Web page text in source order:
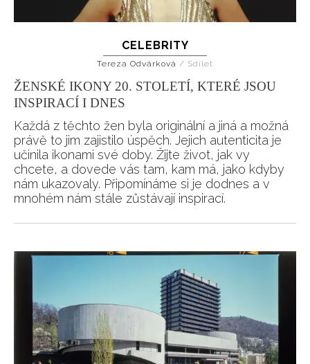
CELEBRITY
Tereza Odvárková / Sdílet
ŽENSKÉ IKONY 20. STOLETÍ, KTERÉ JSOU
INSPIRACÍ I DNES
Každá z těchto žen byla originální a jiná a možná
právě to jim zajistilo úspěch. Jejich autenticita je
učinila ikonami své doby. Žijte život, jak vy
chcete, a dovede vás tam, kam má, jako kdyby
nám ukazovaly. Připomínáme si je dodnes a v
mnohém nám stále zůstávají inspirací.